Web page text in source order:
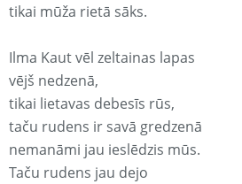
tikai mūža rietā sāks.
Ilma Kaut vēl zeltainas lapas
vējš nedzenā,
tikai lietavas debesīs rūs,
taču rudens ir savā gredzenā
nemanāmi jau ieslēdzis mūs.
Taču rudens jau dejo